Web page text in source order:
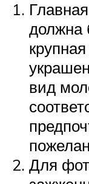
должна
вид
Для